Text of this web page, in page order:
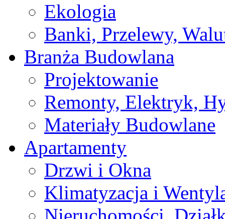
Ekologia
Banki, Przelewy,
Branża Budowlana
Projektowanie
Remonty, Elektryk,
Materiały Budowlane
Apartamenty
Drzwi i Okna
Klimatyzacja i